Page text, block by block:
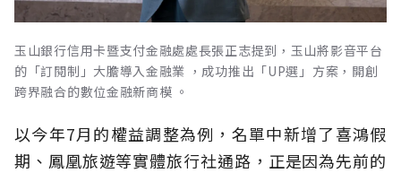
玉山銀行信用卡暨支付金融處處長張正志提到，玉山將影音平台
的「訂閱制」大膽導入金融業 ，成功推出「UP選」方案，開創
跨界融合的數位金融新商模 。
以今年7月的權益調整為例，名單中新增了喜鴻假
期、鳳凰旅遊等實體旅行社通路，正是因為先前的